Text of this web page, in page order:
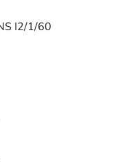
I2/1/60